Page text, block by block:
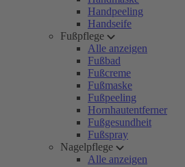
Handpeeling
Handseife
Fußpflege
Alle anzeigen
Fußbad
Fußcreme
Fußmaske
Fußpeeling
Hornhautentferner
Fußgesundheit
Fußspray
Nagelpflege
Alle anzeigen